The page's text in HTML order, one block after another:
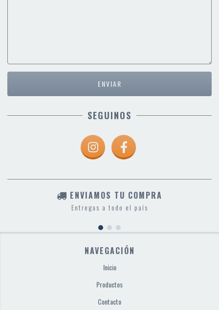
SEGUINOS
ENVIAMOS TU COMPRA
Entregas a todo el país
NAVEGACIÓN
Inicio
Productos
Contacto